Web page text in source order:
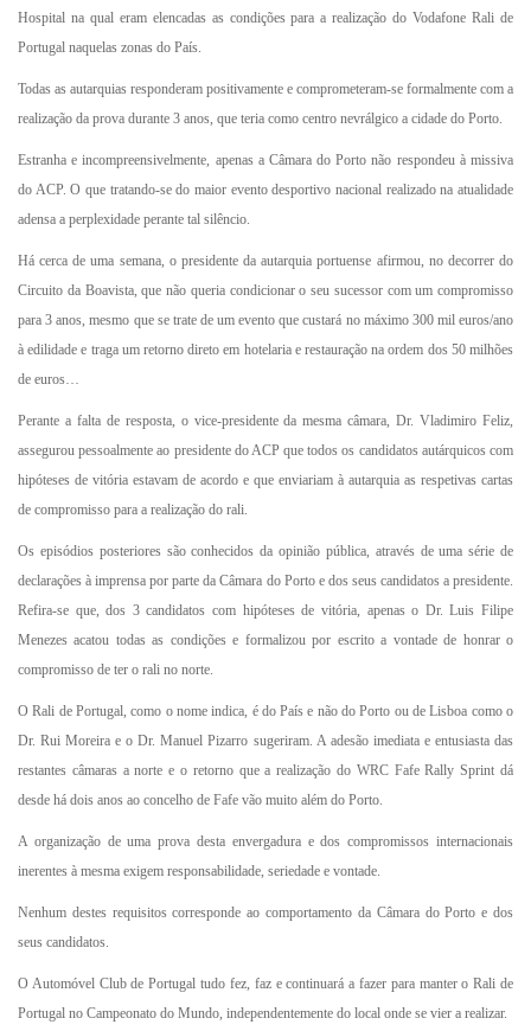
Hospital na qual eram elencadas as condições para a realização do Vodafone Rali de
Portugal naquelas zonas do País.
Todas as autarquias responderam positivamente e comprometeram-se formalmente com a
realização da prova durante 3 anos, que teria como centro nevrálgico a cidade do Porto.
Estranha e incompreensivelmente, apenas a Câmara do Porto não respondeu à missiva
do ACP. O que tratando-se do maior evento desportivo nacional realizado na atualidade
adensa a perplexidade perante tal silêncio.
Há cerca de uma semana, o presidente da autarquia portuense afirmou, no decorrer do
Circuito da Boavista, que não queria condicionar o seu sucessor com um compromisso
para 3 anos, mesmo que se trate de um evento que custará no máximo 300 mil euros/ano
à edilidade e traga um retorno direto em hotelaria e restauração na ordem dos 50 milhões
de euros…
Perante a falta de resposta, o vice-presidente da mesma câmara, Dr. Vladimiro Feliz,
assegurou pessoalmente ao presidente do ACP que todos os candidatos autárquicos com
hipóteses de vitória estavam de acordo e que enviariam à autarquia as respetivas cartas
de compromisso para a realização do rali.
Os episódios posteriores são conhecidos da opinião pública, através de uma série de
declarações à imprensa por parte da Câmara do Porto e dos seus candidatos a presidente.
Refira-se que, dos 3 candidatos com hipóteses de vitória, apenas o Dr. Luis Filipe
Menezes acatou todas as condições e formalizou por escrito a vontade de honrar o
compromisso de ter o rali no norte.
O Rali de Portugal, como o nome indica, é do País e não do Porto ou de Lisboa como o
Dr. Rui Moreira e o Dr. Manuel Pizarro sugeriram. A adesão imediata e entusiasta das
restantes câmaras a norte e o retorno que a realização do WRC Fafe Rally Sprint dá
desde há dois anos ao concelho de Fafe vão muito além do Porto.
A organização de uma prova desta envergadura e dos compromissos internacionais
inerentes à mesma exigem responsabilidade, seriedade e vontade.
Nenhum destes requisitos corresponde ao comportamento da Câmara do Porto e dos
seus candidatos.
O Automóvel Club de Portugal tudo fez, faz e continuará a fazer para manter o Rali de
Portugal no Campeonato do Mundo, independentemente do local onde se vier a realizar.